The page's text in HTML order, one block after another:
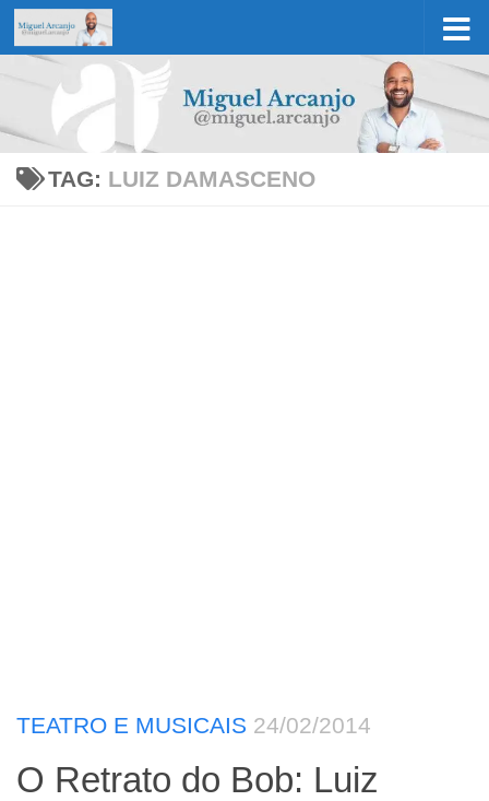
Skip to content
TAG: LUIZ DAMASCENO
TEATRO E MUSICAIS 24/02/2014
O Retrato do Bob: Luiz